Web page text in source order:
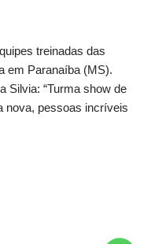
treinadas das
em Paranaíba (MS).
Silvia: “Turma show de
nova, pessoas incríveis